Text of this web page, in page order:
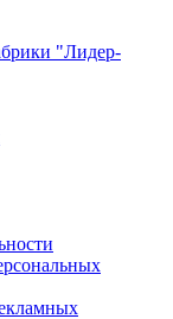
"Лидер-